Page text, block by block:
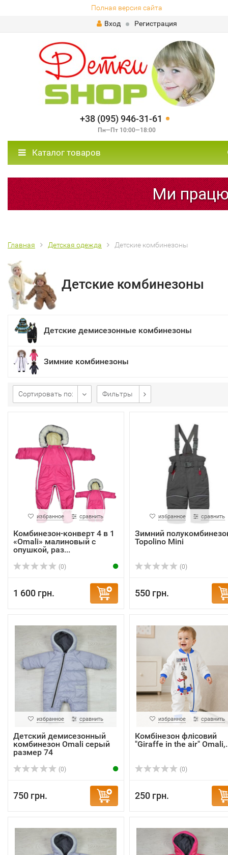
Полная версия сайта
Вход
Регистрация
+38 (095) 946-31-61
Пн—Пт 10:00—18:00
Каталог товаров
Ми працюємо!
Главная Детская одежда Детские комбинезоны
Детские комбинезоны
Детские демисезонные комбинезоны
Зимние комбинезоны
Сортировать по: Фильтры
избранное сравнить
Комбинезон-конверт 4 в 1
«Omali» малиновый с
опушкой, раз...
(0)
1 600 грн.
избранное сравнить
Зимний
Topolino Mini
(0)
550 грн.
избранное сравнить
Детский демисезонный
комбинезон Omali серый
размер 74
(0)
750 грн.
избранное сравнить
Комбінезон флісовий
"Giraffe in the air"
(0)
250 грн.